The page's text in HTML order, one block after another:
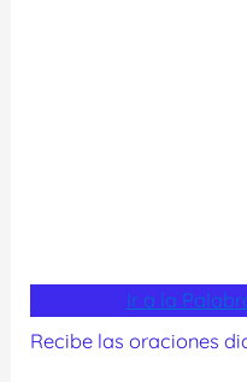
Ir a la
Recibe las oraciones